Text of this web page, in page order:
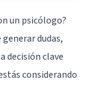
un psicólogo?
dudas,
decisión clave
considerando